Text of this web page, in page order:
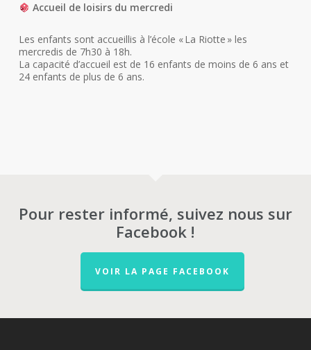
Accueil de loisirs du mercredi
Les enfants sont accueillis à l’école « La Riotte » les
mercredis de 7h30 à 18h.
La capacité d’accueil est de 16 enfants de moins de 6 ans et
24 enfants de plus de 6 ans.
Pour rester informé, suivez nous sur
Facebook !
VOIR LA PAGE FACEBOOK